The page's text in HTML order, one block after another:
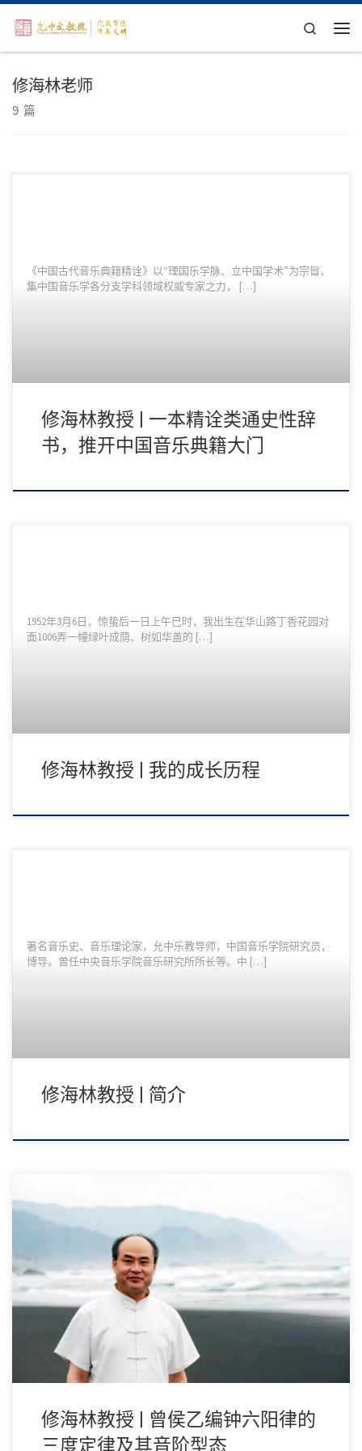
Skip to content
Search
修海林老师
9 篇
《中国古代音乐典籍精诠》以“理国乐学脉、立中国学术”为宗旨，
集中国音乐学各分支学科领域权威专家之力， […]
修海林教授 | 一本精诠类通史性辞
书，推开中国音乐典籍大门
1952年3月6日，惊蛰后一日上午巳时，我出生在华山路丁香花园对
面1006弄一幢绿叶成荫、树如华盖的 […]
修海林教授 | 我的成长历程
著名音乐史、音乐理论家，允中乐教导师，中国音乐学院研究员，
博导。曾任中央音乐学院音乐研究所所长等。中 […]
修海林教授 | 简介
曾侯乙编钟六阳律的三度定律及其音阶型态 修海林 “妥宾”——相当
于周律的“蕤宾”。“蕤”“妥”同音通 […]
修海林教授 | 曾侯乙编钟六阳律的
三度定律及其音阶型态